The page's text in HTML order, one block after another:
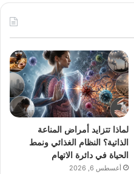
لماذا تتزايد أمراض المناعة
الذاتية؟ النظام الغذائي ونمط
الحياة في دائرة الاتهام
أغسطس 6, 2026